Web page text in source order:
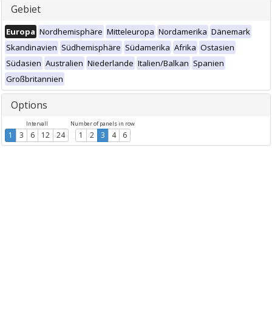
Gebiet
Europa Nordhemisphäre Mitteleuropa Nordamerika Dänemark
Skandinavien Südhemisphäre Südamerika Afrika Ostasien
Südasien Australien Niederlande Italien/Balkan Spanien
Großbritannien
Options
Intervall
1 3 6 12 24
Number of panels in row
1 2 3 4 6